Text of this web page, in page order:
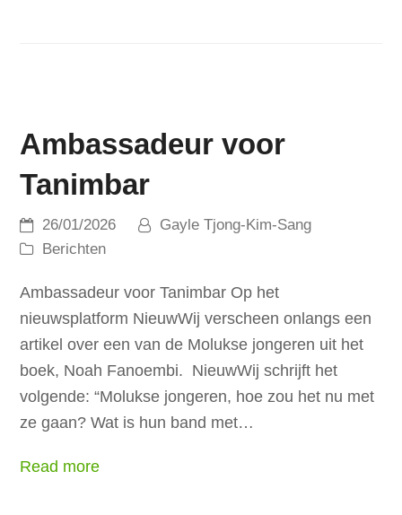
Ambassadeur voor
Tanimbar
26/01/2026
Gayle Tjong-Kim-Sang
Berichten
Ambassadeur voor Tanimbar Op het
nieuwsplatform NieuwWij verscheen onlangs een
artikel over een van de Molukse jongeren uit het
boek, Noah Fanoembi. NieuwWij schrijft het
volgende: “Molukse jongeren, hoe zou het nu met
ze gaan? Wat is hun band met…
Read more